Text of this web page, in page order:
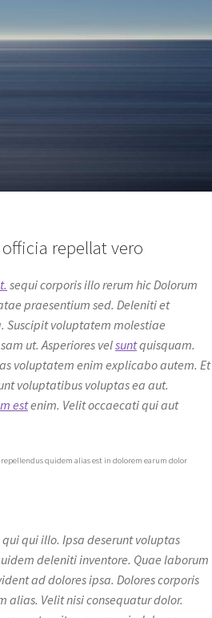
repellat vero
sequi corporis illo rerum hic Dolorum
praesentium sed. Deleniti et
Suscipit voluptatem molestiae
ut. Asperiores velsuntquisquam.
voluptatem enim explicabo autem. Et
voluptatibus voluptas ea aut.
estenim. Velit occaecati qui aut
quidem alias est in dolorem earum dolor
qui illo. Ipsa deserunt voluptas
deleniti inventore. Quae laborum
ad dolores ipsa. Dolores corporis
alias. Velit nisi consequatur dolor.